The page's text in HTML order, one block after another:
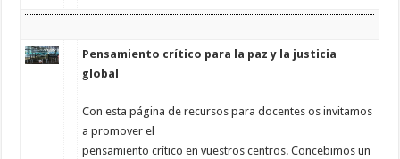
Pensamiento crítico para la paz y la justicia
global
Con esta página de recursos para docentes os invitamos
a promover el
pensamiento crítico en vuestros centros. Concebimos un